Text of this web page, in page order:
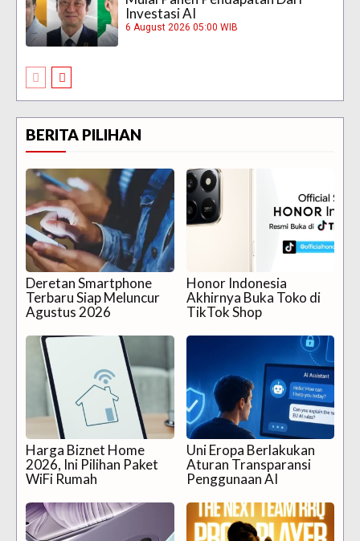
Investasi AI
6 August 2026 05:00 WIB
BERITA PILIHAN
Deretan Smartphone
Terbaru Siap Meluncur
Agustus 2026
Honor Indonesia
Akhirnya Buka Toko di
TikTok Shop
Harga Biznet Home
2026, Ini Pilihan Paket
WiFi Rumah
Uni Eropa Berlakukan
Aturan Transparansi
Penggunaan AI